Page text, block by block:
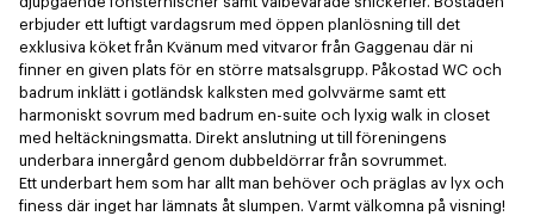
erbjuder ett luftigt vardagsrum med öppen planlösning till det
exklusiva köket från Kvänum med vitvaror från Gaggenau där ni
finner en given plats för en större matsalsgrupp. Påkostad WC och
badrum inklätt i gotländsk kalksten med golvvärme samt ett
harmoniskt sovrum med badrum en-suite och lyxig walk in closet
med heltäckningsmatta. Direkt anslutning ut till föreningens
underbara innergård genom dubbeldörrar från sovrummet.
Ett underbart hem som har allt man behöver och präglas av lyx och
finess där inget har lämnats åt slumpen. Varmt välkomna på visning!